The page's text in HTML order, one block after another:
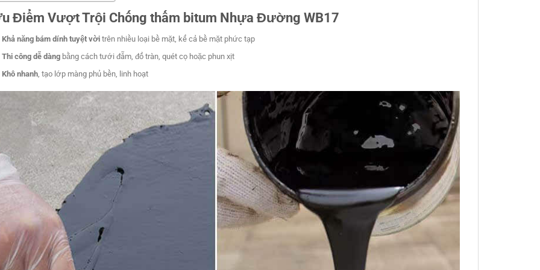
Điểm Vượt Trội Chống thấm bitum Nhựa Đường WB17
Khả năng bám dính tuyệt vời trên nhiều loại bề mặt, kể cả bề mặt phức tạp
Thi công dễ dàng bằng cách tưới đẫm, đổ tràn, quét cọ hoặc phun xịt
Khô nhanh, tạo lớp màng phủ bền, linh hoạt